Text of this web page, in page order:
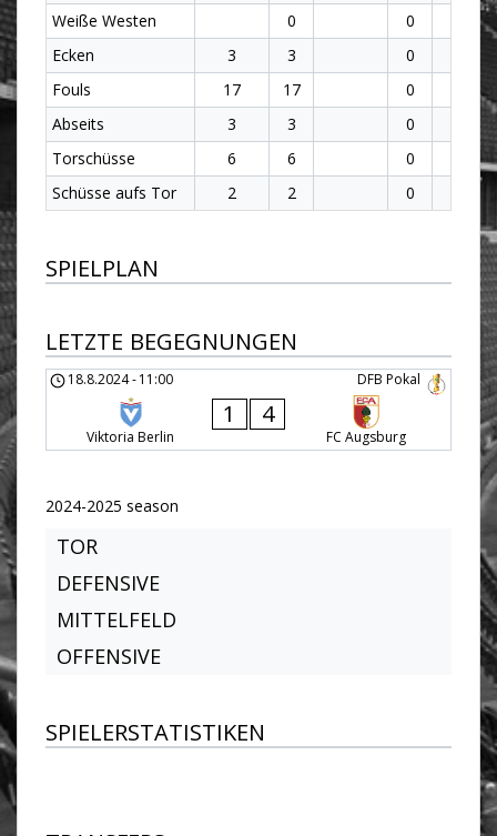
Weiße Westen
0
0
Ecken
3 3 0
Fouls
17 17 0
Abseits
3 3 0
Torschüsse
6 6 0
Schüsse aufs Tor
2 2 0
SPIELPLAN
LETZTE BEGEGNUNGEN
DFB Pokal
18.8.2024-11:00
Viktoria Berlin
1 4
FC Augsburg
2024-2025 season
TOR
DEFENSIVE
MITTELFELD
OFFENSIVE
SPIELERSTATISTIKEN